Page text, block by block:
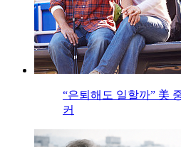
“은퇴해도 일할까” 美
커